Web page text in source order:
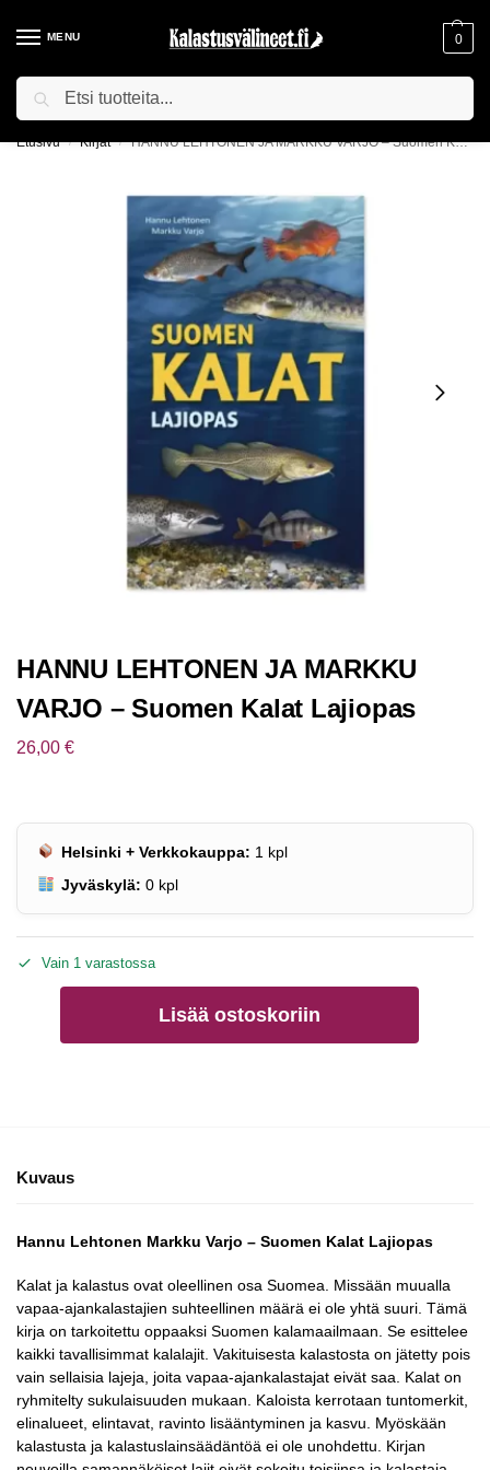
MENU 0
ILMAINEN TOIMITUS YLI 75€ TILAUKSILLE!
Etusivu / Kirjat / HANNU LEHTONEN JA MARKKU VARJO – Suomen Kalat Lajiopas
HANNU LEHTONEN JA MARKKU
VARJO – Suomen Kalat Lajiopas
26,00 €
Helsinki + Verkkokauppa: 1 kpl
Jyväskylä: 0 kpl
Vain 1 varastossa
Lisää ostoskoriin
Kuvaus
Hannu Lehtonen Markku Varjo – Suomen Kalat Lajiopas
Kalat ja kalastus ovat oleellinen osa Suomea. Missään muualla
vapaa-ajankalastajien suhteellinen määrä ei ole yhtä suuri. Tämä
kirja on tarkoitettu oppaaksi Suomen kalamaailmaan. Se esittelee
kaikki tavallisimmat kalalajit. Vakituisesta kalastosta on jätetty pois
vain sellaisia lajeja, joita vapaa-ajankalastajat eivät saa. Kalat on
ryhmitelty sukulaisuuden mukaan. Kaloista kerrotaan tuntomerkit,
elinalueet, elintavat, ravinto lisääntyminen ja kasvu. Myöskään
kalastusta ja kalastuslainsäädäntöä ei ole unohdettu. Kirjan